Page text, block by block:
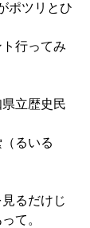
ポツリとひ
ト行ってみ
立歴史民
るいる
るだけじ
て。